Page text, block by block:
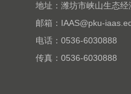
地址：潍坊市峡山生态
邮箱：IAAS@pku-
电话：0536-6030888
传真：0536-6030888